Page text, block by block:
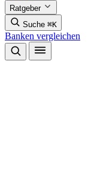
Ratgeber
Suche ⌘K
Banken vergleichen